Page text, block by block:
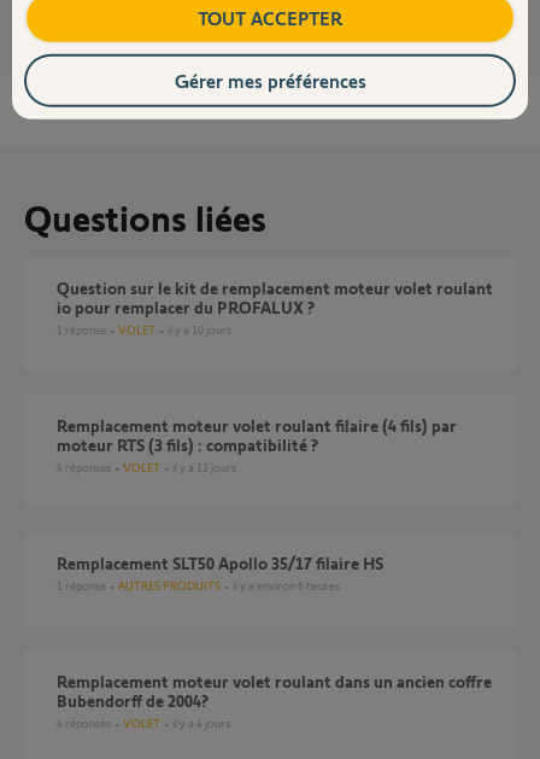
Questions liées
Question sur le kit de remplacement moteur volet roulant
io pour remplacer du PROFALUX ?
1 réponse VOLET il y a 10 jours
Remplacement moteur volet roulant filaire (4 fils) par
moteur RTS (3 fils) : compatibilité ?
4 réponses VOLET il y a 12 jours
Remplacement SLT50 Apollo 35/17 filaire HS
1 réponse AUTRES PRODUITS il y a environ 6 heures
Remplacement moteur volet roulant dans un ancien coffre
Bubendorff de 2004?
4 réponses VOLET il y a 4 jours
TOUT ACCEPTER
Gérer mes préférences